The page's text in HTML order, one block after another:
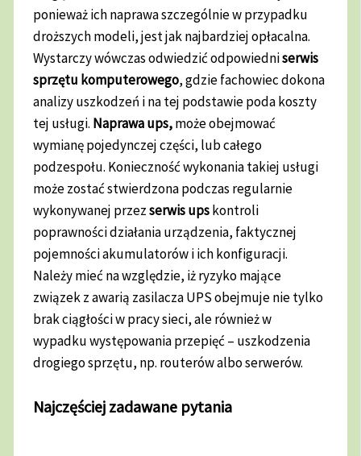
ponieważ ich naprawa szczególnie w przypadku
droższych modeli, jest jak najbardziej opłacalna.
Wystarczy wówczas odwiedzić odpowiedniserwis
sprzętu komputerowego, gdzie fachowiec dokona
analizy uszkodzeń i na tej podstawie poda koszty
tej usługi. Naprawa ups,może obejmować
wymianę pojedynczej części, lub całego
podzespołu. Konieczność wykonania takiej usługi
może zostać stwierdzona podczas regularnie
wykonywanej przezserwis upskontroli
poprawności działania urządzenia, faktycznej
pojemności akumulatorów i ich konfiguracji.
Należy mieć na względzie, iż ryzyko mające
związek z awarią zasilacza UPS obejmuje nie tylko
brak ciągłości w pracy sieci, ale również w
wypadku występowania przepięć – uszkodzenia
drogiego sprzętu, np. routerów albo serwerów.
Najczęściej zadawane pytania